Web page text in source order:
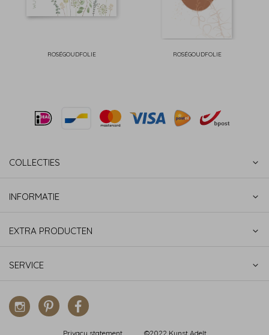
ROSÉGOUDFOLIE ROSÉGOUDFOLIE
COLLECTIES
INFORMATIE
EXTRA PRODUCTEN
SERVICE
Privacy statement ©2022 Kunst Adelt